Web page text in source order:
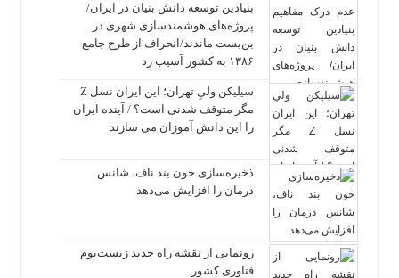
بنیادین توسعه دانش بنیان در ایران/
پروژه‌های هوشمندسازی شهری در
بن‌بست ماندند/انحراف از طرح جامع
۱۳۸۶ به کشور آسیب زد
سیلیکن ولیِ تهران؛ این ایران نسل Z
مگر متوقف شدنی است؟ / آینده ایران
را این دانش آموزان می سازند
ذخیره‌سازی خون بند ناف، شانس
درمان را افزایش می‌دهد
رونمایی از نقشه راه جدید زیست‌بوم
فناوری کشور